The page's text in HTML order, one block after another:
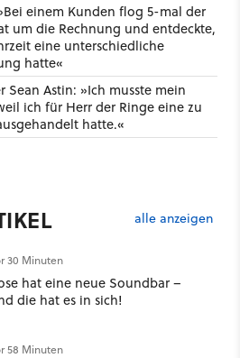
einem Kunden flog 5-mal der
um die Rechnung und entdeckte,
eine unterschiedliche
hatte«
Sean Astin: »Ich musste mein
ich für Herr der Ringe eine zu
hatte.«
alle anzeigen
30 Minuten
hat eine neue Soundbar –
die hat es in sich!
58 Minuten